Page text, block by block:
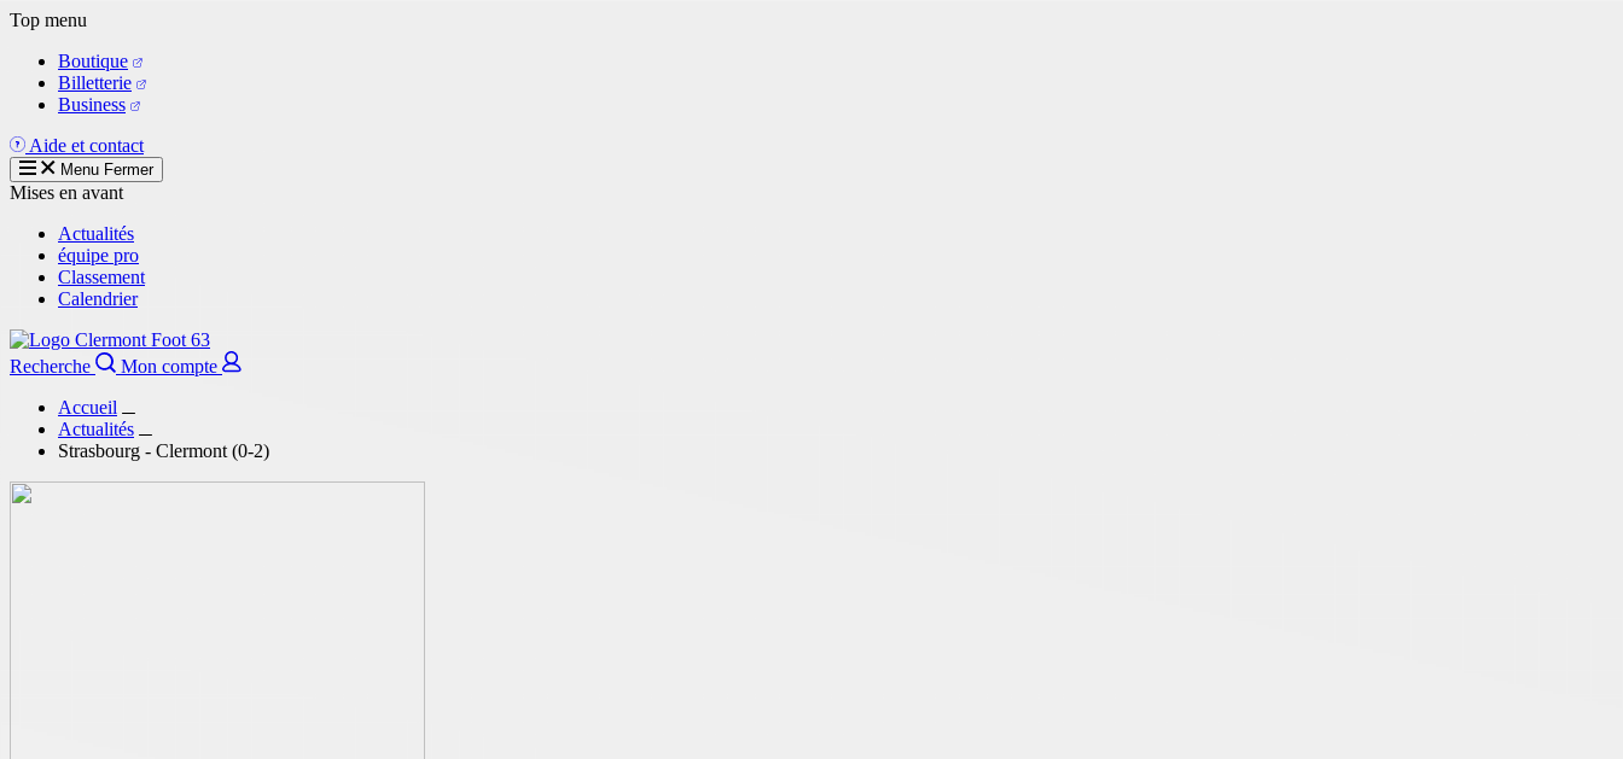
Aller
contenu
principal
Top menu
Boutique
Billetterie
Business
Aide et contact
Menu Fermer
Mises en avant
Actualités
équipe pro
Classement
Calendrier
Recherche
Mon compte
Accueil
Actualités
Strasbourg - Clermont (0-2)